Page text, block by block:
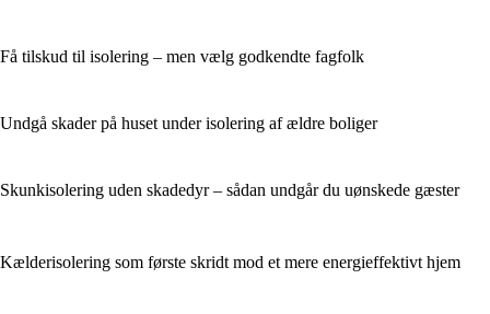
Få tilskud til isolering – men vælg godkendte fagfolk
Undgå skader på huset under isolering af ældre boliger
Skunkisolering uden skadedyr – sådan undgår du uønskede gæster
Kælderisolering som første skridt mod et mere energieffektivt hjem